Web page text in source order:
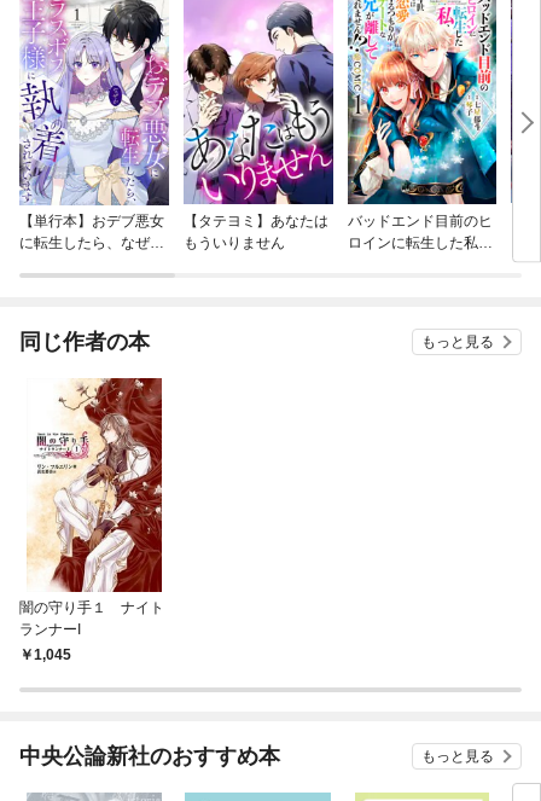
【単行本】おデブ悪女
に転生したら、なぜか
【タテヨミ】あなたは
もういりません
バッドエンド目前のヒ
ロインに転生した私、
同じ作者の本 もっと見る
闇の守り手１ ナイト
ランナーI
1,045
中央公論新社のおすすめ本 もっと見る